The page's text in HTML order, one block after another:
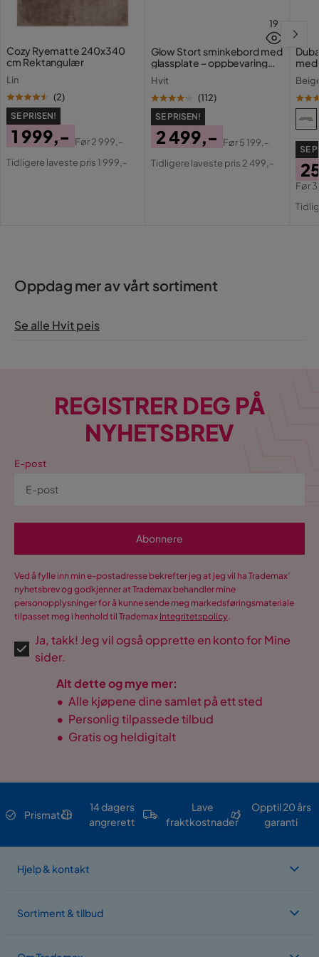
Allmänna mått (cm): 90x21x80
Cozy Ryematte 240x340
cm Rektangulær
Lin
(2)
SE PRISEN!
Pris
1 999,-
Original
Før2 999,-
Tidligere laveste pris 1 999,-
19
Glow Stort sminkebord med
glassplate – oppbevaring
med skuffer og rom 120 cm
Hvit
(112)
SE PRISEN!
Pris
2 499,-
Original
Før5 199,-
Tidligere laveste pris 2 499,-
med
SE
Før
Oppdag mer av vårt sortiment
Se alle Hvit peis
REGISTRER DEG PÅ
NYHETSBREV
E-post
Abonnere
Ved å fylle inn min e-postadresse bekrefter jeg at jeg vil ha Trademax’
nyhetsbrev og godkjenner at Trademax behandler mine
personopplysninger for å kunne sende meg markedsføringsmateriale
tilpasset meg i henhold til Trademax Integritetspolicy.
Ja, takk! Jeg vil også opprette en konto for Mine
sider.
Alt dette og mye mer:
• Alle kjøpene dine samlet på ett sted
• Personlig tilpassede tilbud
• Gratis og heldigitalt
Prismatch
14 dagers
angrerett
Lave
fraktkostnader
Opptil 20 års
garanti
Hjelp & kontakt
Sortiment & tilbud